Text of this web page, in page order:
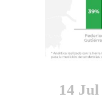
14 Jul